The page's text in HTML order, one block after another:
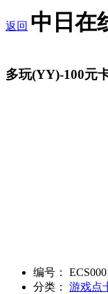
返回 中日在
多玩(YY)-100元
编号：
分类：
游戏点